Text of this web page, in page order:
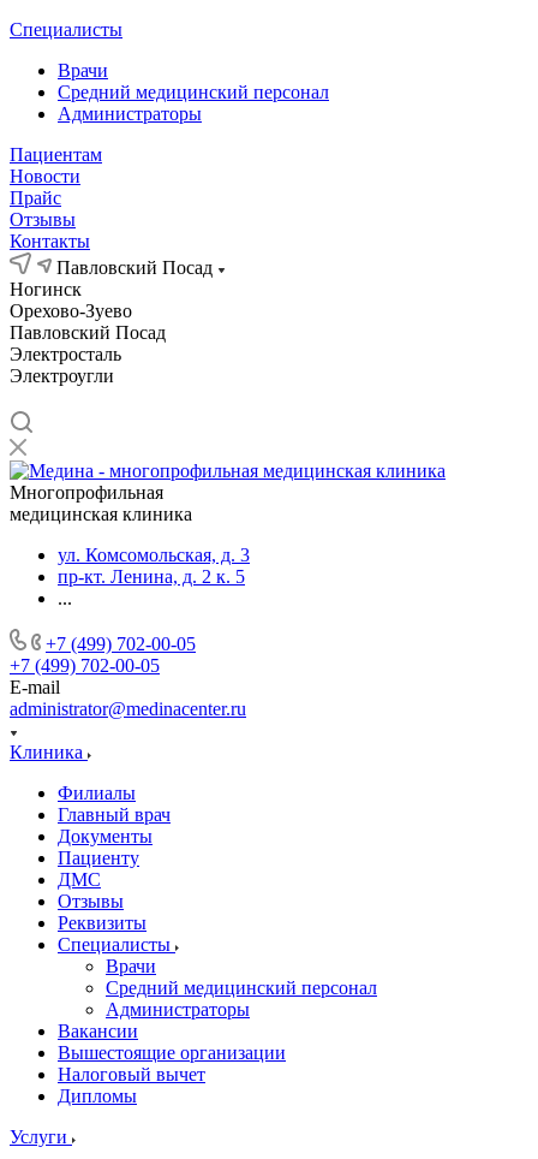
Специалисты
Врачи
Средний медицинский персонал
Администраторы
Пациентам
Новости
Прайс
Отзывы
Контакты
Павловский Посад
Ногинск
Орехово-Зуево
Павловский Посад
Электросталь
Электроугли
Многопрофильная
медицинская клиника
ул. Комсомольская, д. 3
пр-кт. Ленина, д. 2 к. 5
...
+7 (499) 702-00-05
+7 (499) 702-00-05
E-mail
administrator@medinacenter.ru
Клиника
Филиалы
Главный врач
Документы
Пациенту
ДМС
Отзывы
Реквизиты
Специалисты
Врачи
Средний медицинский персонал
Администраторы
Вакансии
Вышестоящие организации
Налоговый вычет
Дипломы
Услуги